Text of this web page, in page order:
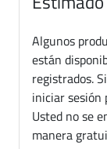
Algunos
están
registrados.
iniciar sesión
Usted no se
manera